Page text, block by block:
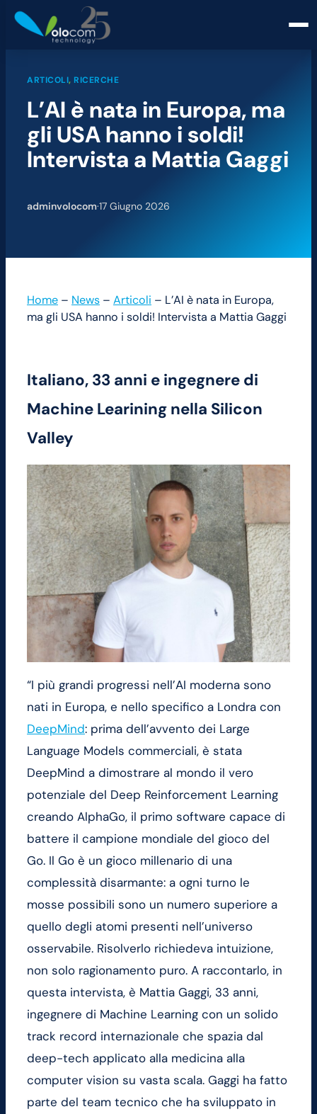
ARTICOLI, RICERCHE
L’AI è nata in Europa, ma
gli USA hanno i soldi!
Intervista a Mattia Gaggi
adminvolocom·17 Giugno 2026
Home – News – Articoli – L’AI è nata in Europa,
ma gli USA hanno i soldi! Intervista a Mattia Gaggi
Italiano, 33 anni e ingegnere di
Machine Learining nella Silicon
Valley
“I più grandi progressi nell’AI moderna sono
nati in Europa, e nello specifico a Londra con
DeepMind: prima dell’avvento dei Large
Language Models commerciali, è stata
DeepMind a dimostrare al mondo il vero
potenziale del Deep Reinforcement Learning
creando AlphaGo, il primo software capace di
battere il campione mondiale del gioco del
Go. Il Go è un gioco millenario di una
complessità disarmante: a ogni turno le
mosse possibili sono un numero superiore a
quello degli atomi presenti nell’universo
osservabile. Risolverlo richiedeva intuizione,
non solo ragionamento puro. A raccontarlo, in
questa intervista, è Mattia Gaggi, 33 anni,
ingegnere di Machine Learning con un solido
track record internazionale che spazia dal
deep-tech applicato alla medicina alla
computer vision su vasta scala. Gaggi ha fatto
parte del team tecnico che ha sviluppato in